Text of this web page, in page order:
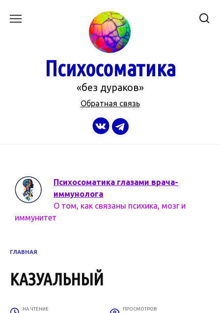
Психосоматика
«без дураков»
Обратная связь
Психосоматика глазами врача-
иммунолога
О том, как связаны психика, мозг и
иммунитет
ГЛАВНАЯ
КАЗУАЛЬНЫЙ
НА ЧТЕНИЕ ПРОСМОТРОВ